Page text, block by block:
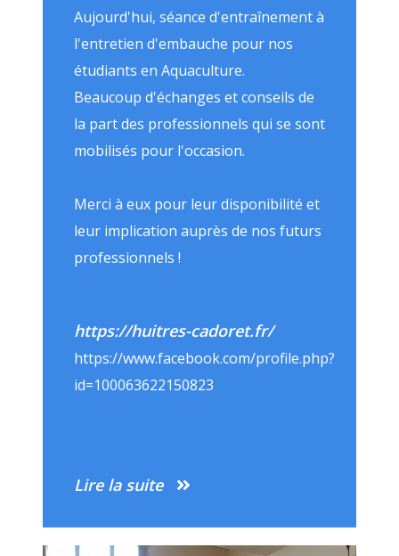
Aujourd'hui, séance d'entraînement à
l'entretien d'embauche pour nos
étudiants en Aquaculture.
Beaucoup d'échanges et conseils de
la part des professionnels qui se sont
mobilisés pour l'occasion.
Merci à eux pour leur disponibilité et
leur implication auprès de nos futurs
professionnels !
https://huitres-cadoret.fr/
https://www.facebook.com/profile.php?
id=100063622150823
Lire la suite